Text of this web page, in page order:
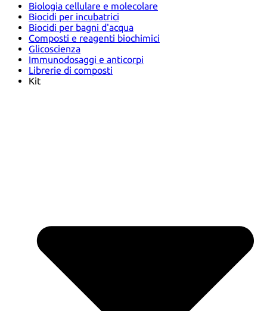
Biologia cellulare e molecolare
Biocidi per incubatrici
Biocidi per bagni d'acqua
Composti e reagenti biochimici
Glicoscienza
Immunodosaggi e anticorpi
Librerie di composti
Kit